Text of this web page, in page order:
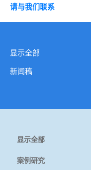
请与我们联系
显示全部
新闻稿
显示全部
案例研究